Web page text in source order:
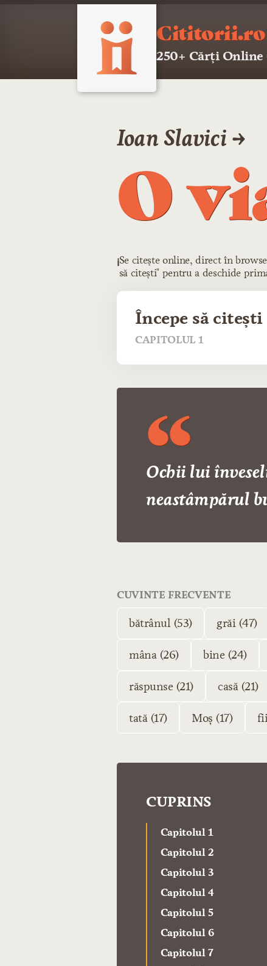
Cititorii.ro
250+ Cărți Online
Ioan Slavici →
O
ℹ️Se citește online, direct în
să citești" pentru a deschide
Începe să citești
CAPITOLUL 1
Ochii lui
neastâmpărul
CUVINTE FRECVENTE
bătrânul (53) grăi (47)
mâna (26) bine (24)
răspunse (21) casă (21)
tată (17) Moș (17)
CUPRINS
Capitolul 1
Capitolul 2
Capitolul 3
Capitolul 4
Capitolul 5
Capitolul 6
Capitolul 7